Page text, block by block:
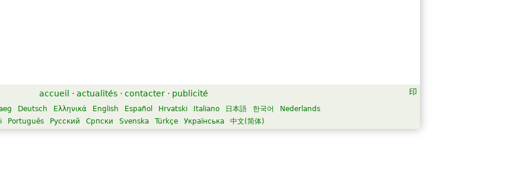
accueil · actualités · contacter · publicité
Deutsch Ελληνικά English Español Hrvatski Italiano 日本語 한국어
Nederlands
Português Русский Српски Svenska Türkçe Українська 中文(简体)